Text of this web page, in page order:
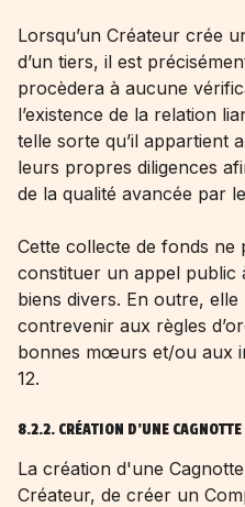
Lorsqu’un Créateur crée
d’un tiers, il est
procèdera à aucune
l’existence de la relation
telle sorte qu’il appartient
leurs propres diligences
de la qualité avancée par
Cette collecte de fonds ne
constituer un appel public
biens divers. En outre,
contrevenir aux règles
bonnes mœurs et/ou aux
12.
8.2.2. CRÉATION D'UNE CAGNOTTE
La création d'une
Créateur, de créer un